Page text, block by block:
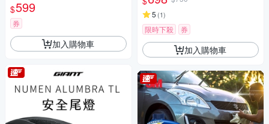
$599
券
加入購物車
5 (1)
限時下殺 券
加入購物車